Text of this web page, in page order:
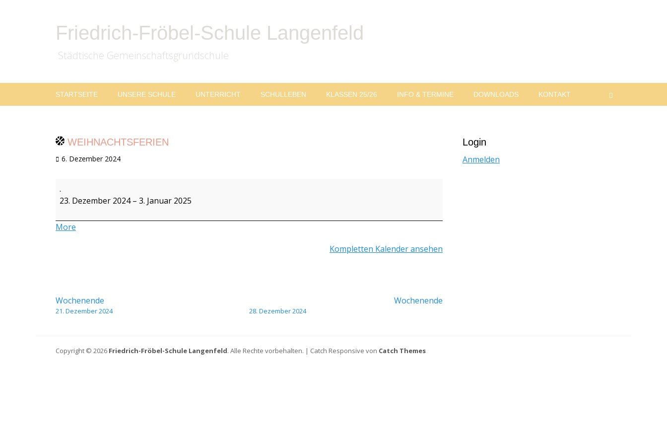
Friedrich-Fröbel-Schule Langenfeld
Städtische Gemeinschaftsgrundschule
Primäres
Menü
Inhalt
STARTSEITE UNSERE SCHULE UNTERRICHT SCHULLEBEN KLASSEN 25/26 INFO & TERMINE DOWNLOADS KONTAKT
WEIHNACHTSFERIEN
Veröffentlicht
6. Dezember 2024
.
23. Dezember 2024 – 3. Januar 2025
More
Kompletten Kalender ansehen
Beitragsnavigation
Wochenende
21. Dezember 2024
Wochenende
28. Dezember 2024
Login
Anmelden
Copyright © 2026 Friedrich-Fröbel-Schule Langenfeld. Alle Rechte vorbehalten. | Catch Responsive von Catch Themes